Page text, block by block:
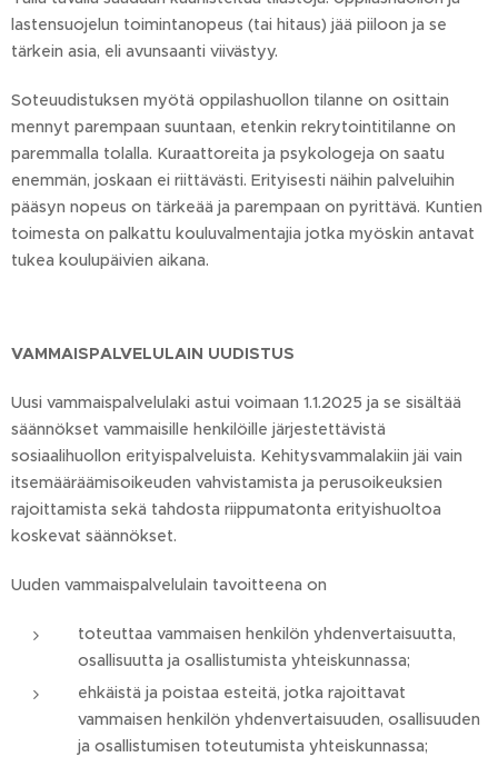
lastensuojelun toimintanopeus (tai hitaus) jää piiloon ja se
tärkein asia, eli avunsaanti viivästyy.
Soteuudistuksen myötä oppilashuollon tilanne on osittain
mennyt parempaan suuntaan, etenkin rekrytointitilanne on
paremmalla tolalla. Kuraattoreita ja psykologeja on saatu
enemmän, joskaan ei riittävästi. Erityisesti näihin palveluihin
pääsyn nopeus on tärkeää ja parempaan on pyrittävä. Kuntien
toimesta on palkattu kouluvalmentajia jotka myöskin antavat
tukea koulupäivien aikana.
VAMMAISPALVELULAIN UUDISTUS
Uusi vammaispalvelulaki astui voimaan 1.1.2025 ja se sisältää
säännökset vammaisille henkilöille järjestettävistä
sosiaalihuollon erityispalveluista. Kehitysvammalakiin jäi vain
itsemääräämisoikeuden vahvistamista ja perusoikeuksien
rajoittamista sekä tahdosta riippumatonta erityishuoltoa
koskevat säännökset.
Uuden vammaispalvelulain tavoitteena on
toteuttaa vammaisen henkilön yhdenvertaisuutta,
osallisuutta ja osallistumista yhteiskunnassa;
ehkäistä ja poistaa esteitä, jotka rajoittavat
vammaisen henkilön yhdenvertaisuuden, osallisuuden
ja osallistumisen toteutumista yhteiskunnassa;